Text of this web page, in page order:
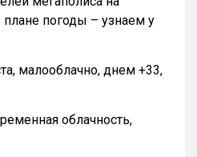
погоды – узнаем у
малооблачно, днем +33,
облачность,